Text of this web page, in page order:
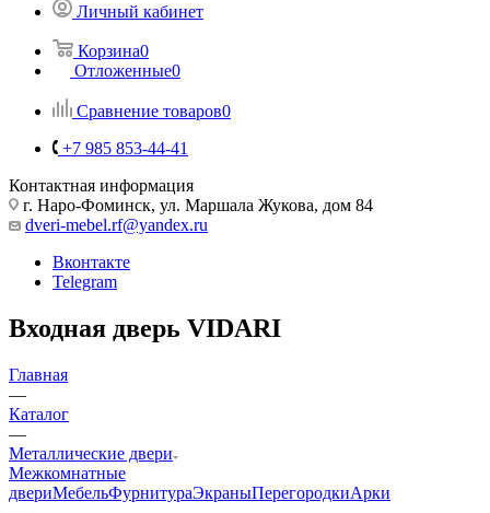
Личный кабинет
Корзина0
Отложенные0
Сравнение товаров0
+7 985 853-44-41
Контактная информация
г. Наро-Фоминск, ул. Маршала Жукова, дом 84
dveri-mebel.rf@yandex.ru
Вконтакте
Telegram
Входная дверь VIDARI
Главная
—
Каталог
—
Металлические двери
Межкомнатные
двериМебельФурнитураЭкраныПерегородкиАрки